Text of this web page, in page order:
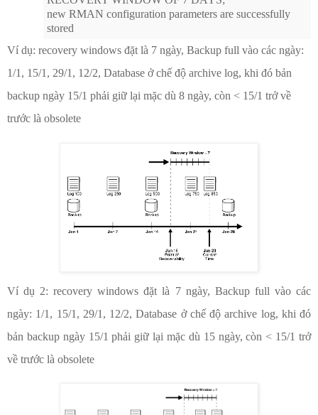
new RMAN configuration parameters are successfully
stored
Ví dụ: recovery windows đặt là 7 ngày, Backup full vào các ngày:
1/1, 15/1, 29/1, 12/2, Database ở chế độ archive log, khi đó bản
backup ngày 15/1 phải giữ lại mặc dù 8 ngày, còn < 15/1 trở về
trước là obsolete
Ví dụ 2:recovery windows đặt là 7 ngày, Backup full vào các
ngày: 1/1, 15/1, 29/1, 12/2,Database ở chế độ archive log, khi đó
bản backup ngày 15/1 phải giữ lại mặc dù 15 ngày, còn < 15/1 trở
về trước là obsolete